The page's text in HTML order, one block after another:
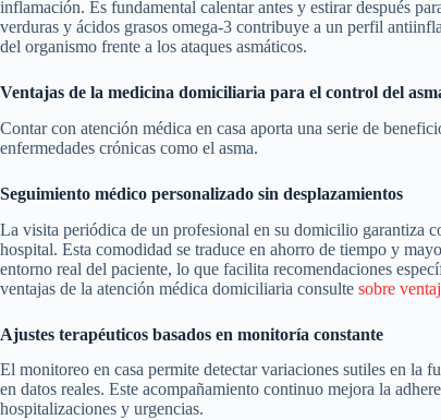
inflamación. Es fundamental calentar antes y estirar después
verduras y ácidos grasos omega-3 contribuye a un perfil
del organismo frente a los ataques asmáticos.
Ventajas de la medicina domiciliaria para el control del
Contar con atención médica en casa aporta una serie de
enfermedades crónicas como el asma.
Seguimiento médico personalizado sin desplazamientos
La visita periódica de un profesional en su domicilio garantiza
hospital. Esta comodidad se traduce en ahorro de tiempo y
entorno real del paciente, lo que facilita recomendaciones
ventajas de la atención médica domiciliaria consulte sobre
Ajustes terapéuticos basados en monitoría constante
El monitoreo en casa permite detectar variaciones sutiles en la
en datos reales. Este acompañamiento continuo mejora la
hospitalizaciones y urgencias.